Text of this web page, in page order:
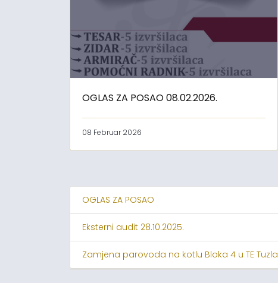
OGLAS ZA POSAO 08.02.2026.
08 Februar 2026
OGLAS ZA POSAO
Eksterni audit 28.10.2025.
Zamjena parovoda na kotlu Bloka 4 u TE Tuzla